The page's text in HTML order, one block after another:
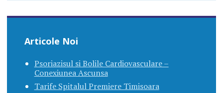
Articole Noi
Psoriazisul si Bolile Cardiovasculare –
Conexiunea Ascunsa
Tarife Spitalul Premiere Timisoara